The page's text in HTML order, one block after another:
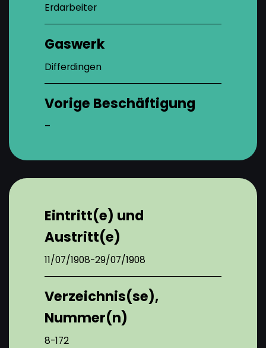
Erdarbeiter
Gaswerk
Differdingen
Vorige Beschäftigung
–
Eintritt(e) und
Austritt(e)
11/07/1908-29/07/1908
Verzeichnis(se),
Nummer(n)
8-172